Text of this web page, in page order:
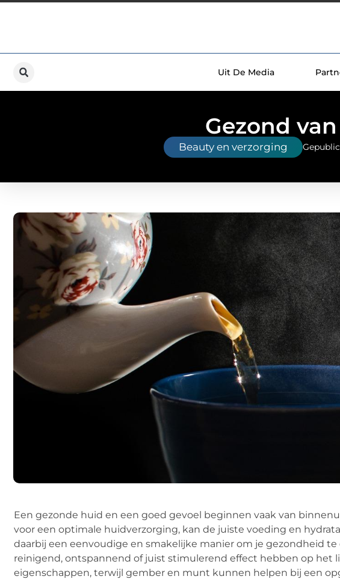
Uit De Media
Gezond
Beauty en verzorging
Een gezonde huid en een goed gevoel beginnen vaak van
voor een optimale huidverzorging, kan de juiste voeding en
daarbij een eenvoudige en smakelijke manier om je gezondheid
reinigend, ontspannend of juist stimulerend effect hebben op het
eigenschappen, terwijl gember en munt kunnen helpen bij een